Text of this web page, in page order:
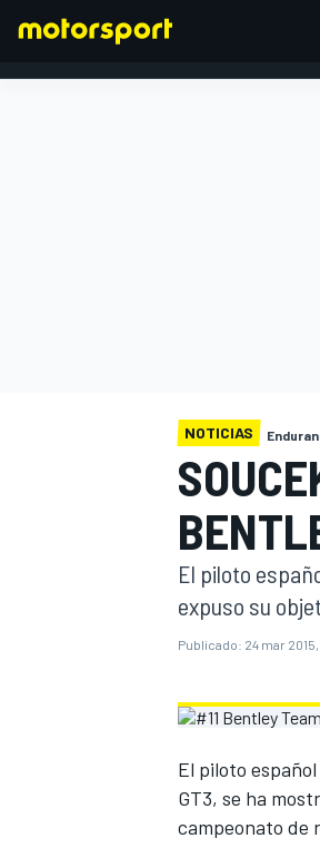
INDYCAR
NOTICIAS
El piloto
expuso su
Publicado: 24 mar
El piloto
GT3, se ha
campeonato de